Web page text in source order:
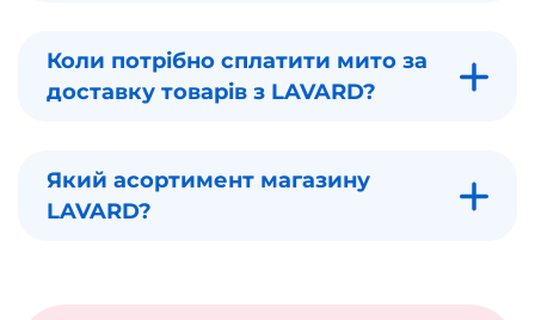
Коли потрібно сплатити мито за
доставку товарів з LAVARD?
Який асортимент магазину
LAVARD?